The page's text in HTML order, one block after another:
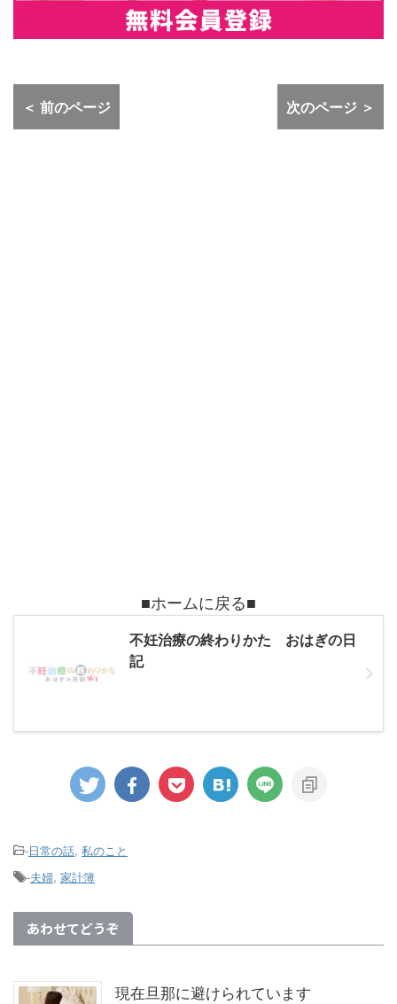
＜ 前のページ 次のページ ＞
■ホームに戻る■
不妊治療の終わりかた おはぎの日
記
-日常の話, 私のこと
-夫婦, 家計簿
あわせてどうぞ
現在旦那に避けられています